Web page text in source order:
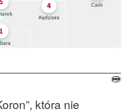
która nie